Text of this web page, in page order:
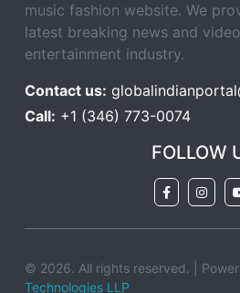
music fashion website. We
latest breaking news and
entertainment industry.
Contact us:
Call: +1 (346) 773-0074
FOLLOW
© 2026. All rights reserved. |
Technologies LLP